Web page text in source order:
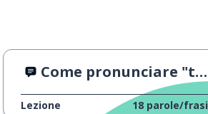
Come pronunciare "thhh"
Lezione 18 parole/frasi